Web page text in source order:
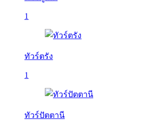
1
ทัวร์ตรัง
1
ทัวร์ปัตตานี